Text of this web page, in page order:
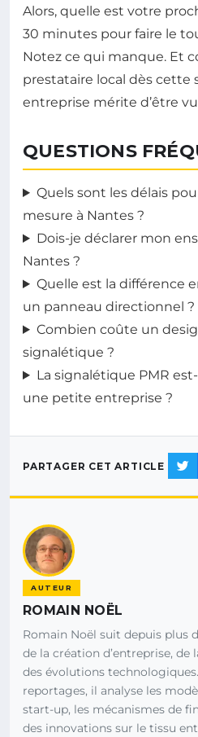
Alors, quelle est votre
30 minutes pour faire le
Notez ce qui manque. Et
prestataire local dès cette
entreprise mérite d’être
QUESTIONS
Quels sont les délais
mesure à Nantes ?
Dois-je déclarer mon
Nantes ?
Quelle est la différence
un panneau directionnel ?
Combien coûte un
signalétique ?
La signalétique PMR
une petite entreprise ?
PARTAGER CET ARTICLE
AUTEUR
ROMAIN NOËL
Romain Noël suit depuis plus
de la création d’entreprise,
des évolutions
reportages, il analyse les
start-up, les mécanismes de
des innovations sur le tissu